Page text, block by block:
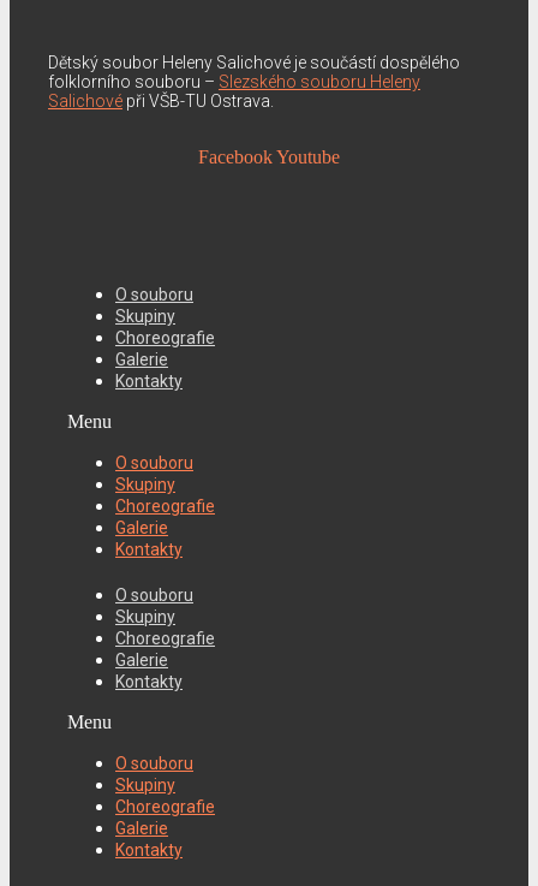
Dětský soubor Heleny Salichové je součástí dospělého
folklorního souboru – Slezského souboru Heleny
Salichové při VŠB-TU Ostrava.
FacebookYoutube
O souboru
Skupiny
Choreografie
Galerie
Kontakty
Menu
O souboru
Skupiny
Choreografie
Galerie
Kontakty
O souboru
Skupiny
Choreografie
Galerie
Kontakty
Menu
O souboru
Skupiny
Choreografie
Galerie
Kontakty